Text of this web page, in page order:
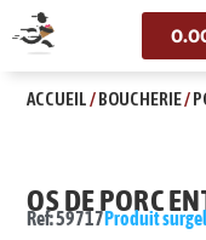
ACCUEIL/BOUCHERIE/
OS DE PORC
Ref: 59717Produit